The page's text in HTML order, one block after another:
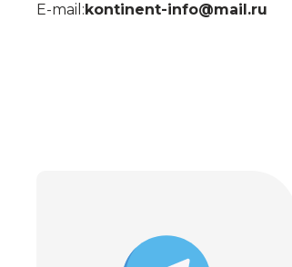
E-mail:kontinent-info@mail.ru